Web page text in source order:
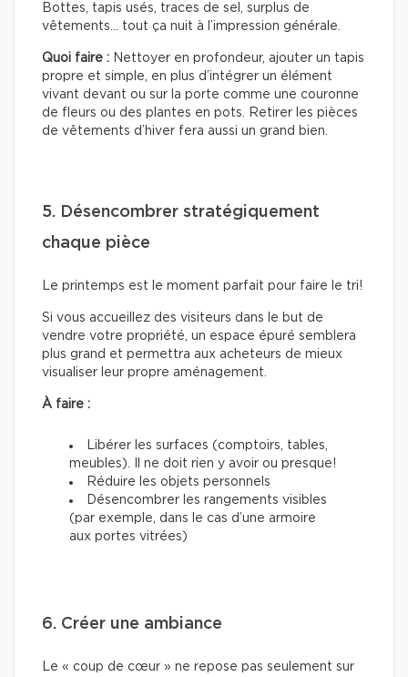
Bottes, tapis usés, traces de sel, surplus de
vêtements… tout ça nuit à l’impression générale.
Quoi faire : Nettoyer en profondeur, ajouter un tapis
propre et simple, en plus d’intégrer un élément
vivant devant ou sur la porte comme une couronne
de fleurs ou des plantes en pots. Retirer les pièces
de vêtements d’hiver fera aussi un grand bien.
5. Désencombrer stratégiquement
chaque pièce
Le printemps est le moment parfait pour faire le tri!
Si vous accueillez des visiteurs dans le but de
vendre votre propriété, un espace épuré semblera
plus grand et permettra aux acheteurs de mieux
visualiser leur propre aménagement.
À faire :
Libérer les surfaces (comptoirs, tables,
meubles). Il ne doit rien y avoir ou presque!
Réduire les objets personnels
Désencombrer les rangements visibles
(par exemple, dans le cas d’une armoire
aux portes vitrées)
6. Créer une ambiance
Le « coup de cœur » ne repose pas seulement sur